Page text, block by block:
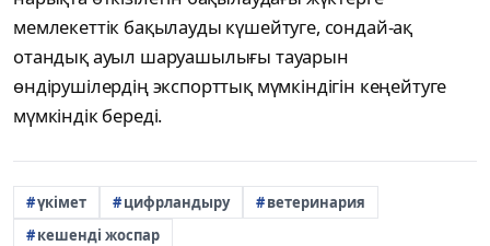
мемлекеттік бақылауды күшейтуге, сондай-ақ
отандық ауыл шаруашылығы тауарын
өндірушілердің экспорттық мүмкіндігін кеңейтуге
мүмкіндік береді.
үкімет цифрландыру
ветеринария
кешенді жоспар